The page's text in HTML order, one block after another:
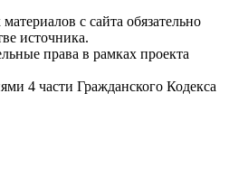
с сайта обязательно
источника.
права в рамках проекта
4 части Гражданского Кодекса